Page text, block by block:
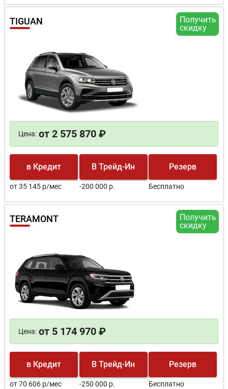
Получить
скидку
TIGUAN
Цена: от 2 575 870 ₽
в Кредит
от 35 145 р/мес
В Трейд-Ин
-200 000 р.
Резерв
Бесплатно
Получить
скидку
TERAMONT
Цена: от 5 174 970 ₽
в Кредит
от 70 606 р/мес
В Трейд-Ин
-250 000 р.
Резерв
Бесплатно